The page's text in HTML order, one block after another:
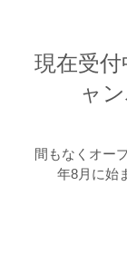
現在受付
ャ
間もなくオー
年8月に始